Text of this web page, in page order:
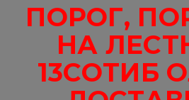
ПОРОГ,
НА
13СОТИБ